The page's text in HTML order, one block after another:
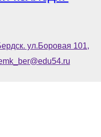
ул.Боровая 101,